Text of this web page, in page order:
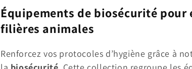
l
l
Équipements de biosécurité
filières animales
Renforcez vos protocoles d’hygiène grâce à